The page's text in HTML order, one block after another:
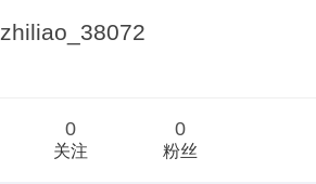
zhiliao_38072
0
关注
0
粉丝